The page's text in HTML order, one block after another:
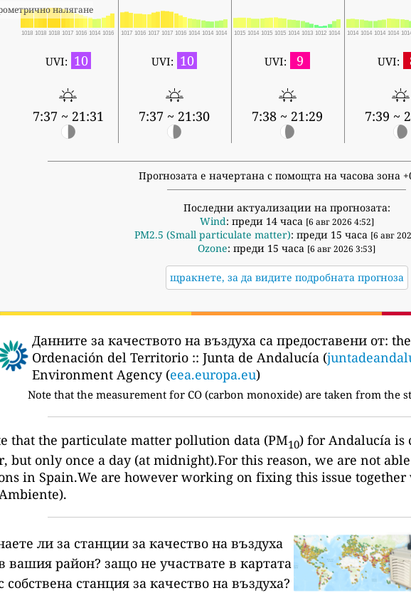
налягане
1018 1018 1018 1017 1016 1014 1016 1017 1016 1017 1017 1016 1014 1014 1014 1015 1014 1015 1015 1014 1013 1012 1014 1014 1014 1014 1014
UVI: 10
7:37 ~ 21:31
UVI: 10
7:37 ~ 21:30
UVI: 9
7:38 ~ 21:29
UVI:
7:39 ~
Прогнозата е начертана с помощта на часова зона
Последни актуализации на прогнозата:
Wind: преди 14 часа [6 авг 2026 4:52]
PM2.5 (Small particulate matter): преди 15 часа [6 авг
Ozone: преди 15 часа [6 авг 2026 3:53]
щракнете, за да видите подробната прогноза
Данните за качеството на въздуха са предоставени от:
Ordenación del Territorio :: Junta de Andalucía (
Environment Agency (eea.europa.eu)
Note that the measurement for CO (carbon monoxide) are taken from the
that the particulate matter pollution data (PM10) for Andalucía
but only once a day (at midnight).For this reason, we are not
in Spain.We are however working on fixing this issue together
ли за станции за качество на въздуха
вашия район? защо не участвате в картата
собствена станция за качество на въздуха?